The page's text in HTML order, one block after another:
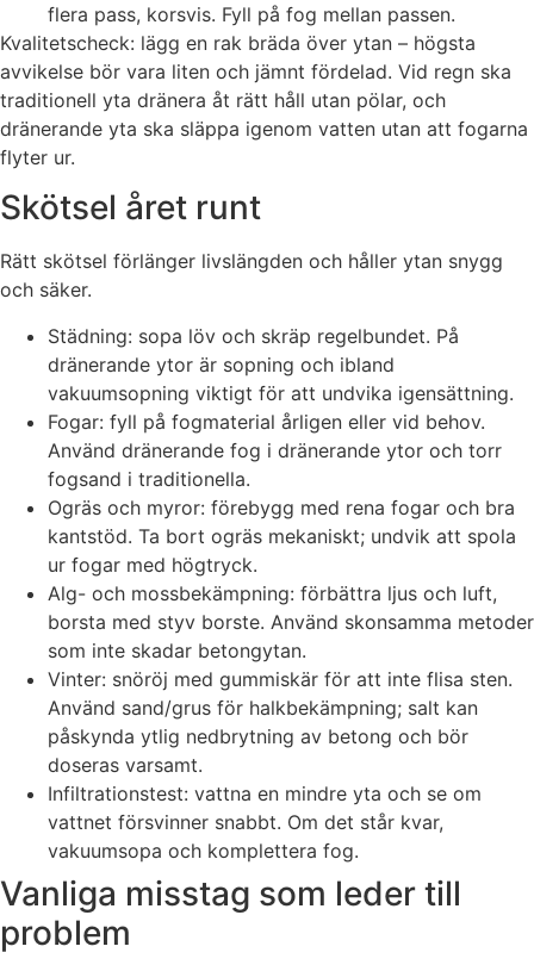
flera pass, korsvis. Fyll på fog mellan passen.
Kvalitetscheck: lägg en rak bräda över ytan – högsta
avvikelse bör vara liten och jämnt fördelad. Vid regn ska
traditionell yta dränera åt rätt håll utan pölar, och
dränerande yta ska släppa igenom vatten utan att fogarna
flyter ur.
Skötsel året runt
Rätt skötsel förlänger livslängden och håller ytan snygg
och säker.
Städning: sopa löv och skräp regelbundet. På
dränerande ytor är sopning och ibland
vakuumsopning viktigt för att undvika igensättning.
Fogar: fyll på fogmaterial årligen eller vid behov.
Använd dränerande fog i dränerande ytor och torr
fogsand i traditionella.
Ogräs och myror: förebygg med rena fogar och bra
kantstöd. Ta bort ogräs mekaniskt; undvik att spola
ur fogar med högtryck.
Alg- och mossbekämpning: förbättra ljus och luft,
borsta med styv borste. Använd skonsamma metoder
som inte skadar betongytan.
Vinter: snöröj med gummiskär för att inte flisa sten.
Använd sand/grus för halkbekämpning; salt kan
påskynda ytlig nedbrytning av betong och bör
doseras varsamt.
Infiltrationstest: vattna en mindre yta och se om
vattnet försvinner snabbt. Om det står kvar,
vakuumsopa och komplettera fog.
Vanliga misstag som leder till
problem